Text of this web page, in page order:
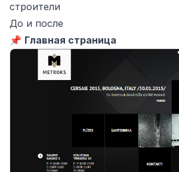
строители
До и после
📌 Главная страница